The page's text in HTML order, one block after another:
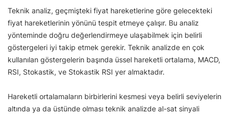
Teknik analiz, geçmişteki fiyat hareketlerine göre gelecekteki
fiyat hareketlerinin yönünü tespit etmeye çalışır. Bu analiz
yönteminde doğru değerlendirmeye ulaşabilmek için belirli
göstergeleri iyi takip etmek gerekir. Teknik analizde en çok
kullanılan göstergelerin başında üssel hareketli ortalama, MACD,
RSI, Stokastik, ve Stokastik RSI yer almaktadır.
Hareketli ortalamaların birbirlerini kesmesi veya belirli seviyelerin
altında ya da üstünde olması teknik analizde al-sat sinyali